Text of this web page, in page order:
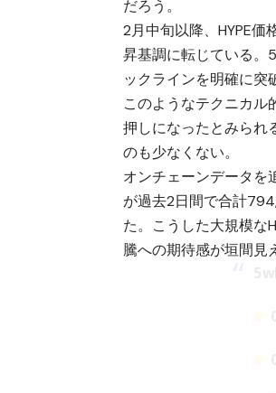
だろう。
2月中旬以降、HYPE
昇基調に転じている。
ックラインを明確に突
このようなテクニカル
押しになったとみられ
のも少なくない。
オンチェーンデータを
が過去2日間で合計
た。こうした大規模な
騰への期待感が垣間見